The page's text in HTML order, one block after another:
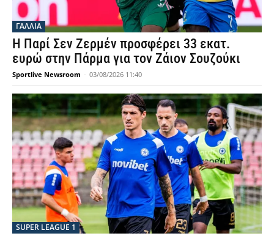
ΓΑΛΛΙΑ
Η Παρί Σεν Ζερμέν προσφέρει 33 εκατ.
ευρώ στην Πάρμα για τον Ζάιον Σουζούκι
Sportlive Newsroom - 03/08/2026 11:40
SUPER LEAGUE 1